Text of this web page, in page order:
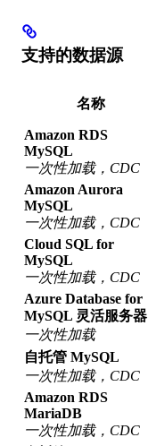
支持的数据源
名称
Amazon RDS
MySQL
一次性加载，CDC
Amazon Aurora
MySQL
一次性加载，CDC
Cloud SQL for
MySQL
一次性加载，CDC
Azure Database for
MySQL 灵活服务器
一次性加载
自托管 MySQL
一次性加载，CDC
Amazon RDS
MariaDB
一次性加载，CDC